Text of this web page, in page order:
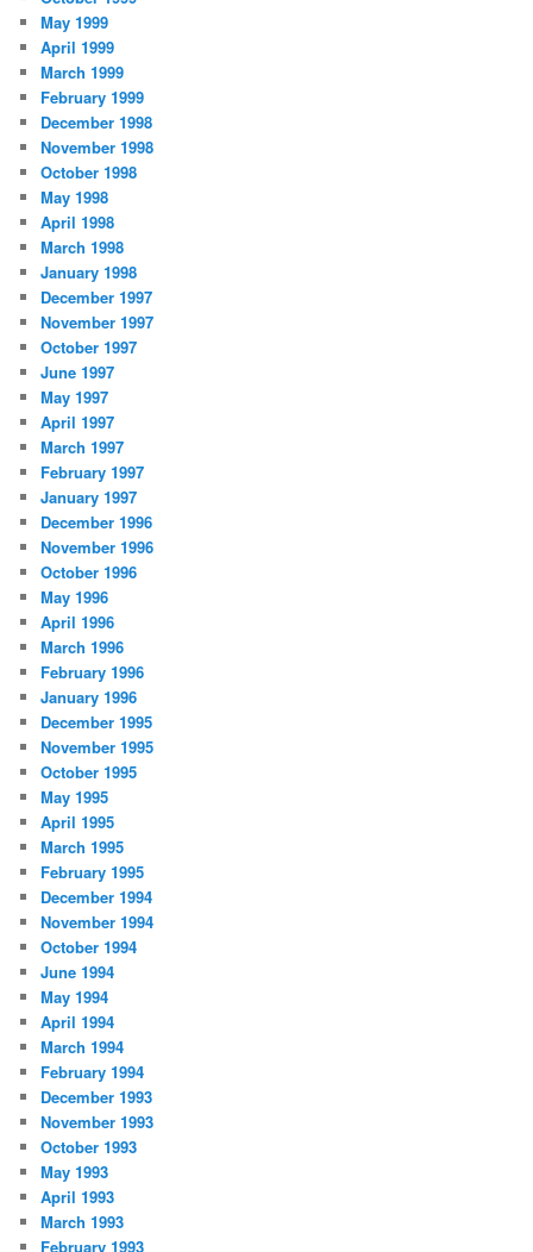
May 1999
April 1999
March 1999
February 1999
December 1998
November 1998
October 1998
May 1998
April 1998
March 1998
January 1998
December 1997
November 1997
October 1997
June 1997
May 1997
April 1997
March 1997
February 1997
January 1997
December 1996
November 1996
October 1996
May 1996
April 1996
March 1996
February 1996
January 1996
December 1995
November 1995
October 1995
May 1995
April 1995
March 1995
February 1995
December 1994
November 1994
October 1994
June 1994
May 1994
April 1994
March 1994
February 1994
December 1993
November 1993
October 1993
May 1993
April 1993
March 1993
February 1993